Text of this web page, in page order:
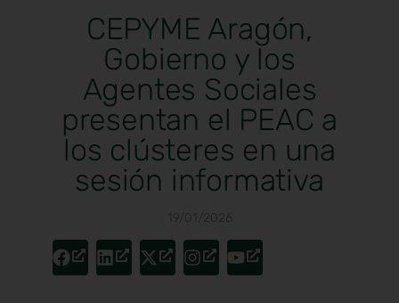
CEPYME Aragón,
Gobierno y los
Agentes Sociales
presentan el PEAC a
los clústeres en una
sesión informativa
19/01/2026